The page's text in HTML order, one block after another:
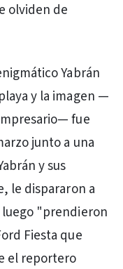
olviden de
Yabrán
y la imagen —
fue
junto a una
y sus
le dispararon a
luego "prendieron
Fiesta que
el reportero